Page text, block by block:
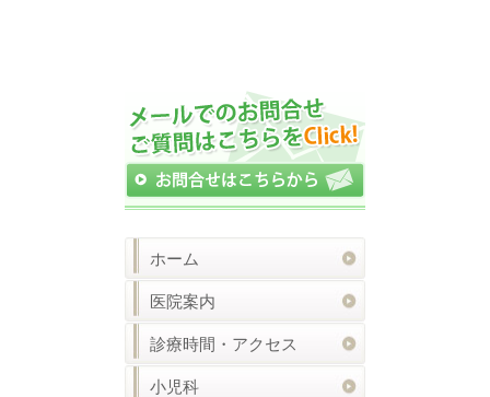
ホーム
医院案内
診療時間・アクセス
小児科